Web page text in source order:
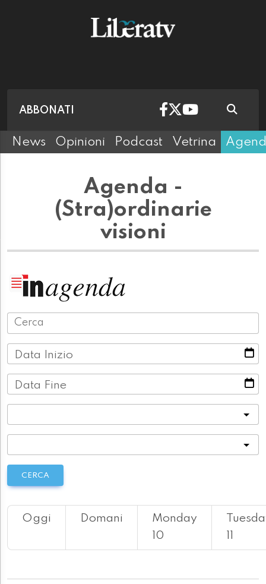
ABBONATI
News Opinioni Podcast Vetrina
Agenda -
(Stra)ordinarie
visioni
Data Inizio
Data Fine
CERCA
Oggi Domani
Monday
10
11